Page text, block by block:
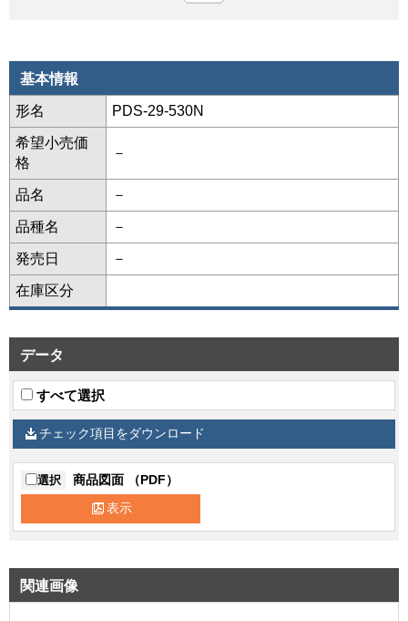
基本情報
形名 PDS-29-530N
希望小売価
格
－
品名 －
品種名 －
発売日 －
在庫区分
データ
すべて選択
チェック項目をダウンロード
選択 商品図面 （PDF）
表示
関連画像